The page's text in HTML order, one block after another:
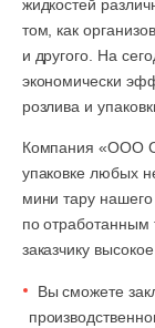
жидкостей
том, как
и другого. На
экономически
розлива и
Компания «ООО
упаковке любых
мини тару
по отработанным
заказчику
Вы сможете